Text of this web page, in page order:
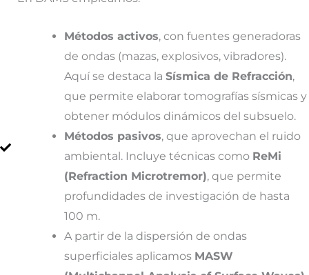
Métodos activos, con fuentes generadoras
de ondas (mazas, explosivos, vibradores).
Aquí se destaca la Sísmica de Refracción,
que permite elaborar tomografías sísmicas y
obtener módulos dinámicos del subsuelo.
Métodos pasivos, que aprovechan el ruido
ambiental. Incluye técnicas como ReMi
(Refraction Microtremor), que permite
profundidades de investigación de hasta
100 m.
A partir de la dispersión de ondas
superficiales aplicamos MASW